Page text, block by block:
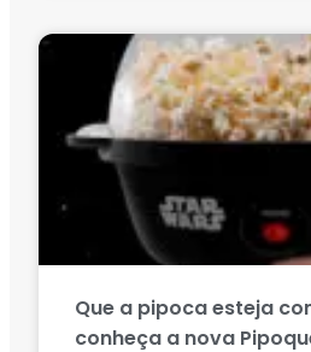
Que a pipoca esteja
conheça a nova